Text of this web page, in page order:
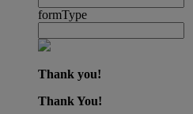
formType
Thank you!
Thank You!